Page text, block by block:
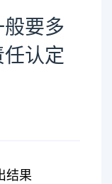
要多
认定
结果